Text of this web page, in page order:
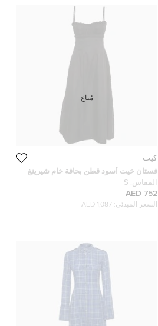
كيت
فستان خيت أسود قطن بحافة خام شيرينغ
ميدي مقاس صغير
المقاس: S
752 AED
السعر المبدئي: 1,087 AED
مُباع